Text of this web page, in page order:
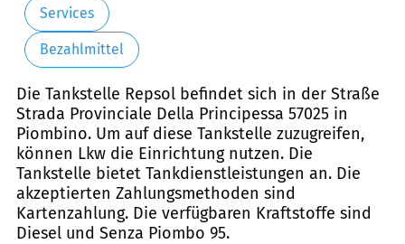
Services
Bezahlmittel
Die Tankstelle Repsol befindet sich in der Straße
Strada Provinciale Della Principessa 57025 in
Piombino. Um auf diese Tankstelle zuzugreifen,
können Lkw die Einrichtung nutzen. Die
Tankstelle bietet Tankdienstleistungen an. Die
akzeptierten Zahlungsmethoden sind
Kartenzahlung. Die verfügbaren Kraftstoffe sind
Diesel und Senza Piombo 95.